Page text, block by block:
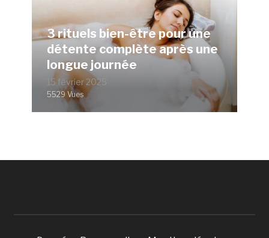
3 rituels bien-être pour une
détente complète après une
longue journée
15 février 2025
5529 Vues